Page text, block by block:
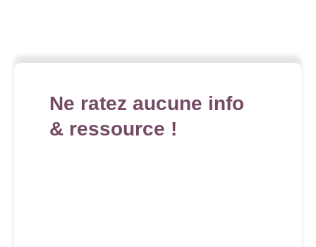
Ne ratez aucune info
& ressource !